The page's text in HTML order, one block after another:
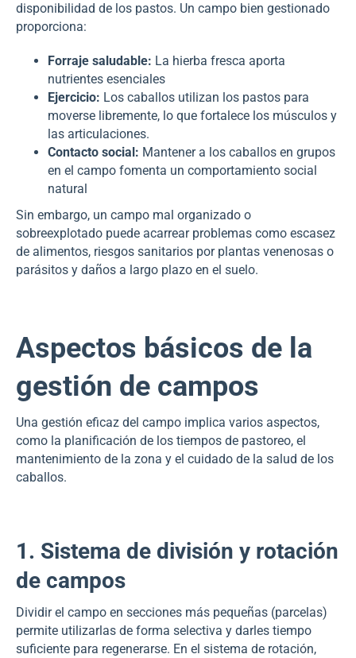
disponibilidad de los pastos. Un campo bien gestionado
proporciona:
Forraje saludable: La hierba fresca aporta
nutrientes esenciales
Ejercicio: Los caballos utilizan los pastos para
moverse libremente, lo que fortalece los músculos y
las articulaciones.
Contacto social: Mantener a los caballos en grupos
en el campo fomenta un comportamiento social
natural
Sin embargo, un campo mal organizado o
sobreexplotado puede acarrear problemas como escasez
de alimentos, riesgos sanitarios por plantas venenosas o
parásitos y daños a largo plazo en el suelo.
Aspectos básicos de la
gestión de campos
Una gestión eficaz del campo implica varios aspectos,
como la planificación de los tiempos de pastoreo, el
mantenimiento de la zona y el cuidado de la salud de los
caballos.
1. Sistema de división y rotación
de campos
Dividir el campo en secciones más pequeñas (parcelas)
permite utilizarlas de forma selectiva y darles tiempo
suficiente para regenerarse. En el sistema de rotación,